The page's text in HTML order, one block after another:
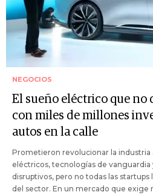
NEGOCIOS
El sueño eléctrico que no
con miles de millones
autos en la calle
Prometieron revolucionar la
eléctricos, tecnologías de
disruptivos, pero no todas las
del sector. En un mercado que exige